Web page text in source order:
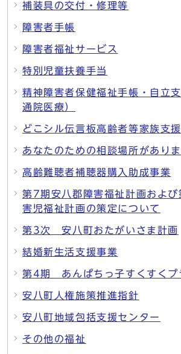
補装具の交付・修理等
障害者手帳
障害者福祉サービス
特別児童扶養手当
精神障害者保健福祉手帳・自立
通院医療）
どこシル伝言板高齢者等家族支
あなたのための相談場所があり
高齢難聴者補聴器購入助成事業
第7期安八郡障害福祉計画およ
害児福祉計画の策定について
第3次 安八町おたがいさま計画
結婚新生活支援事業
第4期 あんぱちっ子すくすくプ
安八町人権施策推進指針
安八町地域包括支援センター
その他の福祉